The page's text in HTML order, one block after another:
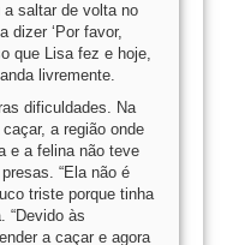
a saltar de volta no
dizer ‘Por favor,
que Lisa fez e hoje,
livremente.
dificuldades. Na
a região onde
e a felina não teve
“Ela não é
triste porque tinha
“Devido às
a caçar e agora